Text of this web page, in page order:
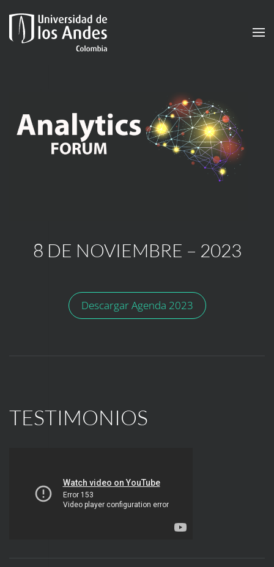
Skip to main content
8 DE NOVIEMBRE – 2023
Descargar Agenda 2023
TESTIMONIOS